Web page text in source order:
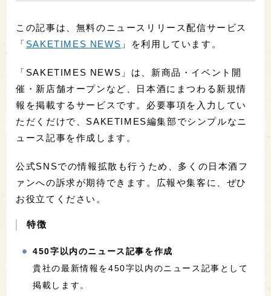
この記事は、無料のニュースリリース配信サービス
「 SAKETIMES NEWS 」を利用しています。
「SAKETIMES NEWS」は、新商品・イベント開
催・新店舗オープンなど、日本酒にまつわる新規情
報を掲載するサービスです。必要事項を入力してい
ただくだけで、SAKETIMES編集部でシンプルなニ
ュース記事を作成します。
公式SNSでの情報拡散も行うため、多くの日本酒フ
ァンへの訴求が期待できます。広報や集客に、ぜひ
お役立てください。
特徴
450字以内のニュース記事を作成
貴社の最新情報を450字以内のニュース記事として
掲載します。